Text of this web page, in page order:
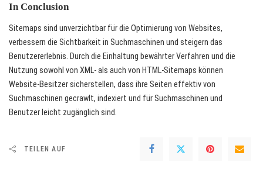
In Conclusion
Sitemaps sind unverzichtbar für die Optimierung von Websites,
verbessern die Sichtbarkeit in Suchmaschinen und steigern das
Benutzererlebnis. Durch die Einhaltung bewährter Verfahren und die
Nutzung sowohl von XML- als auch von HTML-Sitemaps können
Website-Besitzer sicherstellen, dass ihre Seiten effektiv von
Suchmaschinen gecrawlt, indexiert und für Suchmaschinen und
Benutzer leicht zugänglich sind.
TEILEN AUF